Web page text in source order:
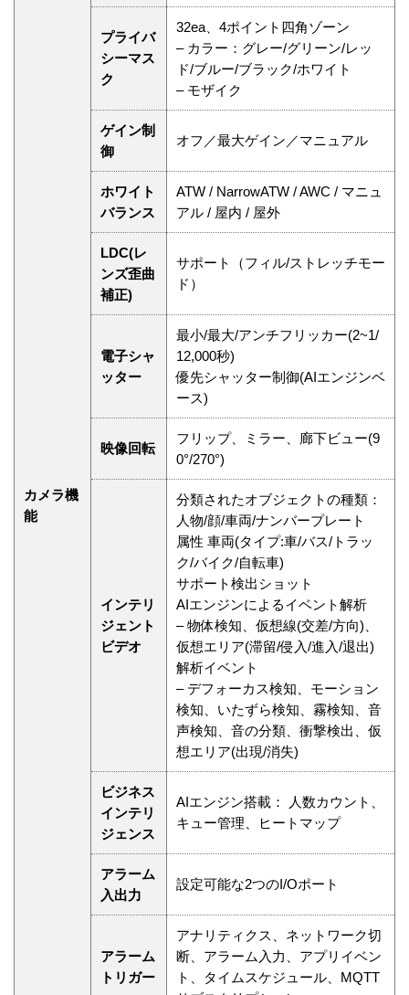
カメラ機
能
プライバ
シーマス
ク
32ea、4ポイント四角ゾーン
– カラー：グレー/グリーン/レッ
ド/ブルー/ブラック/ホワイト
– モザイク
ゲイン制
御
オフ／最大ゲイン／マニュアル
ホワイト
バランス
ATW / NarrowATW / AWC / マニュ
アル / 屋内 / 屋外
LDC(レ
ンズ歪曲
補正)
サポート（フィル/ストレッチモー
ド）
電子シャ
ッター
最小/最大/アンチフリッカー(2~1/
12,000秒)
優先シャッター制御(AIエンジンベ
ース)
映像回転
フリップ、ミラー、廊下ビュー(9
0°/270°)
インテリ
ジェント
ビデオ
分類されたオブジェクトの種類：
人物/顔/車両/ナンバープレート
属性 車両(タイプ:車/バス/トラッ
ク/バイク/自転車)
サポート検出ショット
AIエンジンによるイベント解析
– 物体検知、仮想線(交差/方向)、
仮想エリア(滞留/侵入/進入/退出)
解析イベント
– デフォーカス検知、モーション
検知、いたずら検知、霧検知、音
声検知、音の分類、衝撃検出、仮
想エリア(出現/消失)
ビジネス
インテリ
ジェンス
AIエンジン搭載： 人数カウント、
キュー管理、ヒートマップ
アラーム
入出力
設定可能な2つのI/Oポート
アラーム
トリガー
アナリティクス、ネットワーク切
断、アラーム入力、アプリイベン
ト、タイムスケジュール、MQTT